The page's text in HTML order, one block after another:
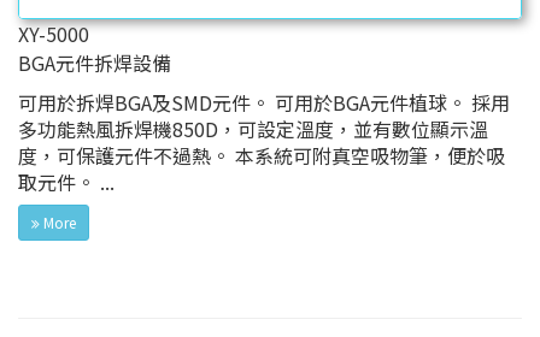
XY-5000
BGA元件拆焊設備
可用於拆焊BGA及SMD元件。 可用於BGA元件植球。 採用
多功能熱風拆焊機850D，可設定溫度，並有數位顯示溫
度，可保護元件不過熱。 本系統可附真空吸物筆，便於吸
取元件。 ...
More